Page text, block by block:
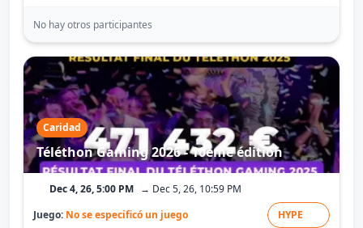
No hay otros participantes
Caridad
Téléthon Gaming 2026 - 10ème édition
Dec 4, 26, 5:00 PM → Dec 5, 26, 10:59 PM
Juego: No se especificó un juego HYPE